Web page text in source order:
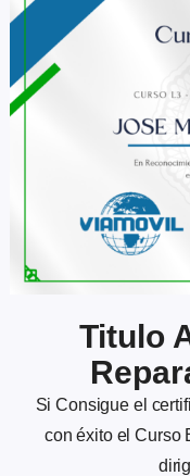
Titulo
Si Consigue el
con éxito el Curso